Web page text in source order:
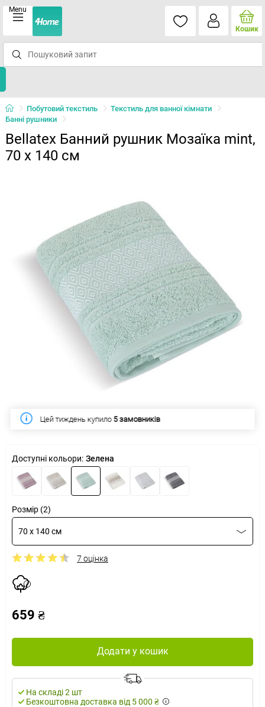
Menu
Кошик
Побутовий текстиль
Текстиль для ванної кімнати
Банні рушники
Bellatex Банний рушник Мозаїка mint,
70 x 140 см
Цей тиждень купило 5 замовників
Доступні кольори: Зелена
Розмір (2)
70 x 140 см
7 оцінка
659 ₴
Додати у кошик
На складі 2 шт
Безкоштовна доставка від 5 000 ₴